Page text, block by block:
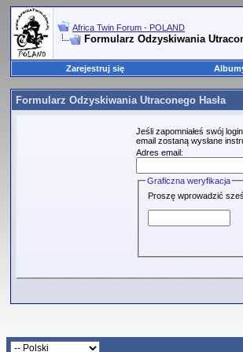
Africa Twin Forum - POLAND
Formularz Odzyskiwania
Zarejestruj się
Formularz Odzyskiwania Utraconego Hasła
Jeśli zapomniałeś swój
email zostaną wysłane
Adres email:
Graficzna weryfikacja
Proszę wprowadzić